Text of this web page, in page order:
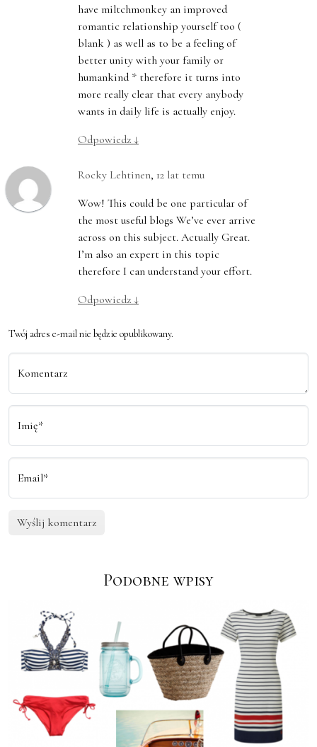
have miltchmonkey an improved
romantic relationship yourself too (
blank ) as well as to be a feeling of
better unity with your family or
humankind * therefore it turns into
more really clear that every anybody
wants in daily life is actually enjoy.
Odpowiedz ↓
Rocky Lehtinen, 12 lat temu
Wow! This could be one particular of
the most useful blogs We’ve ever arrive
across on this subject. Actually Great.
I’m also an expert in this topic
therefore I can understand your effort.
Odpowiedz ↓
Twój adres e-mail nie będzie opublikowany.
Komentarz
Imię*
Email*
Podobne wpisy